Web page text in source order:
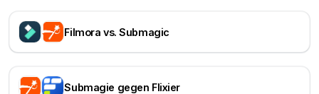
Filmora vs. Submagic
Submagie gegen Flixier